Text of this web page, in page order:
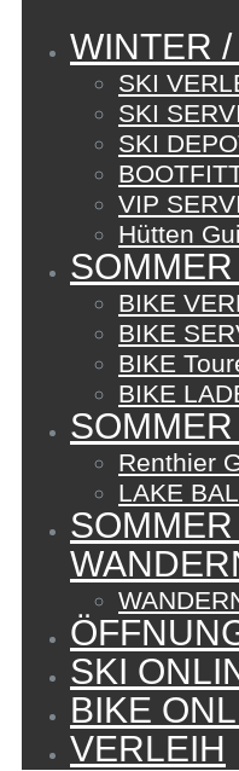
WINTER /
SKI
SKI
SKI
VIP
Hütten
BIKE
BIKE
BIKE
BIKE
Renthier
LAKE
SKI
BIKE
VERLEIH